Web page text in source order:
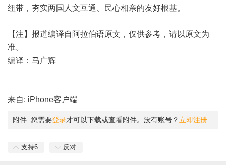
纽带，夯实两国人文互通、民心相亲的友好根基。
【注】报道编译自阿拉伯语原文，仅供参考，请以原文为
准。
编译：马广辉
来自: iPhone客户端
附件: 您需要登录才可以下载或查看附件。没有账号？ 立即注册
支持6 反对